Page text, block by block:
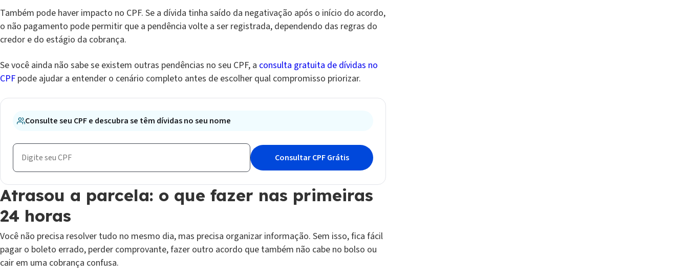
Também pode haver impacto no CPF. Se a dívida tinha saído da negativação após o início do acordo,
o não pagamento pode permitir que a pendência volte a ser registrada, dependendo das regras do
credor e do estágio da cobrança.
Se você ainda não sabe se existem outras pendências no seu CPF, a consulta gratuita de dívidas no
CPF pode ajudar a entender o cenário completo antes de escolher qual compromisso priorizar.
Consulte seu CPF e descubra se têm dívidas no seu nome
Atrasou a parcela: o que fazer nas primeiras
24 horas
Você não precisa resolver tudo no mesmo dia, mas precisa organizar informação. Sem isso, fica fácil
pagar o boleto errado, perder comprovante, fazer outro acordo que também não cabe no bolso ou
cair em uma cobrança confusa.